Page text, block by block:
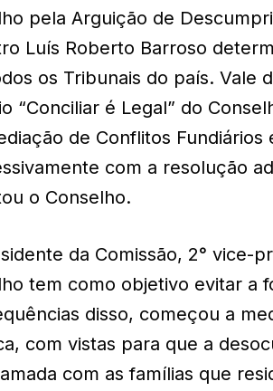
pela Arguição de
Luís Roberto Barroso
os Tribunais do país. Vale
“Conciliar é Legal” do
de Conflitos
com a resolução
o Conselho.
da Comissão, 2° vice-
tem como objetivo evitar a
disso, começou a
com vistas para que a
com as famílias que